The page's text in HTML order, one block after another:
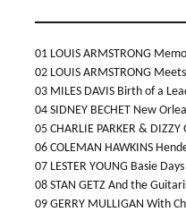
01 LOUIS ARMSTRONG
02 LOUIS ARMSTRONG
03 MILES DAVIS Birth of a
04 SIDNEY BECHET New
05 CHARLIE PARKER &
06 COLEMAN HAWKINS
07 LESTER YOUNG Basie Days
08 STAN GETZ And the
09 GERRY MULLIGAN With